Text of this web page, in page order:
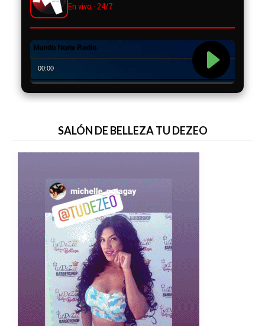
En vivo · 24/7
SALÓN DE BELLEZA TU DEZEO